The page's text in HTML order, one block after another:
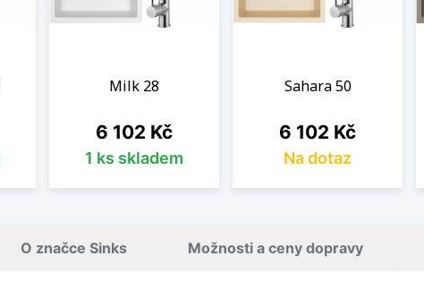
Milk 28
Cena
6 102 Kč
1 ks skladem
Sahara 50
Cena
6 102 Kč
Na dotaz
O značce Sinks Možnosti a ceny dopravy